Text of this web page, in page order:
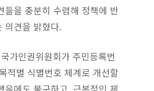
들을 충분히 수렴해 정책에 반
의견을 밝혔다.
가인권위원회가 주민등록번
적별 식별번호 체계로 개선할
음에도 불구하고, 근본적인 제